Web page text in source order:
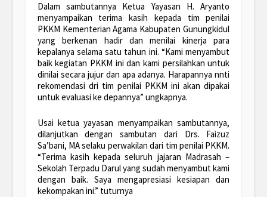
Dalam sambutannya Ketua Yayasan H. Aryanto
menyampaikan terima kasih kepada tim penilai
PKKM Kementerian Agama Kabupaten Gunungkidul
yang berkenan hadir dan menilai kinerja para
kepalanya selama satu tahun ini. “Kami menyambut
baik kegiatan PKKM ini dan kami persilahkan untuk
dinilai secara jujur dan apa adanya. Harapannya nnti
rekomendasi dri tim penilai PKKM ini akan dipakai
untuk evaluasi ke depannya” ungkapnya.
Usai ketua yayasan menyampaikan sambutannya,
dilanjutkan dengan sambutan dari Drs. Faizuz
Sa’bani, MA selaku perwakilan dari tim penilai PKKM.
“Terima kasih kepada seluruh jajaran Madrasah –
Sekolah Terpadu Darul yang sudah menyambut kami
dengan baik. Saya mengapresiasi kesiapan dan
kekompakan ini.” tuturnya